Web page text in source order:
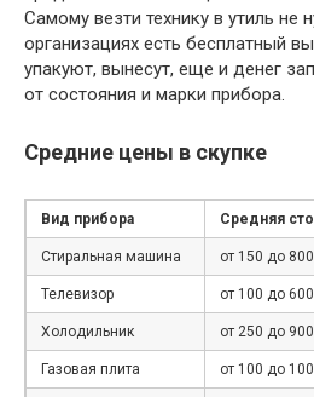
Самому везти технику в утиль не
организациях есть бесплатный
упакуют, вынесут, еще и денег
от состояния и марки прибора.
Средние цены в скупке
Вид прибора Средняя
Стиральная машина от 150 до
Телевизор от 100 до
Холодильник от 250 до
Газовая плита от 100 до